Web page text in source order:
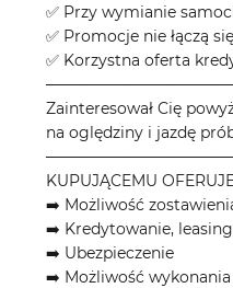
✅ Przy wymianie
✅ Promocje nie łączą się
✅ Korzystna oferta
Zainteresował Cię
na oględziny i jazdę
KUPUJĄCEMU
➡️ Możliwość
➡️ Kredytowanie,
➡️ Ubezpieczenie
➡️ Możliwość